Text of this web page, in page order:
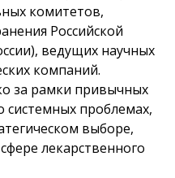
комитетов,
Российской
ведущих научных
компаний.
за рамки привычных
проблемах,
выборе,
лекарственного